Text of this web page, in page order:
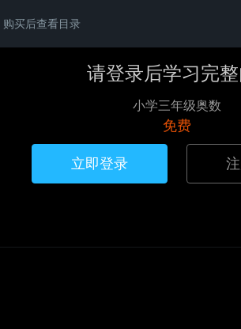
购买后查看目录
请登录后学习完
小学三年级奥数
免费
立即登录